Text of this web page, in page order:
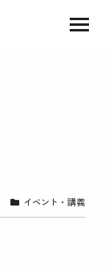
イベント・講義